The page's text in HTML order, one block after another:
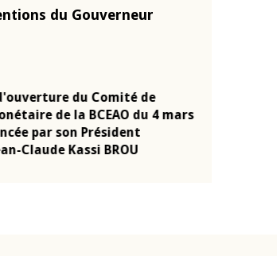
du Gouverneur
du Comité de
de la BCEAO du 4 mars
par son Président
Claude Kassi BROU